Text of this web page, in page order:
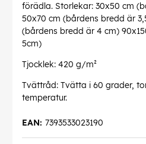
förädla. Storlekar: 30x50 cm
50x70 cm (bårdens bredd är
(bårdens bredd är 4 cm)
5cm)
Tjocklek: 420 g/m²
Tvättråd: Tvätta i 60 grader,
temperatur.
7393533023190
EAN: